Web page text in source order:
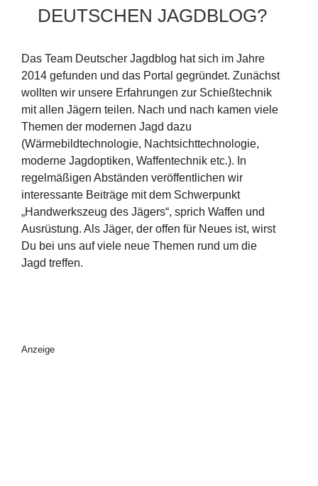
DEUTSCHEN JAGDBLOG?
Das Team Deutscher Jagdblog hat sich im Jahre
2014 gefunden und das Portal gegründet. Zunächst
wollten wir unsere Erfahrungen zur Schießtechnik
mit allen Jägern teilen. Nach und nach kamen viele
Themen der modernen Jagd dazu
(Wärmebildtechnologie, Nachtsichttechnologie,
moderne Jagdoptiken, Waffentechnik etc.). In
regelmäßigen Abständen veröffentlichen wir
interessante Beiträge mit dem Schwerpunkt
„Handwerkszeug des Jägers“, sprich Waffen und
Ausrüstung. Als Jäger, der offen für Neues ist, wirst
Du bei uns auf viele neue Themen rund um die
Jagd treffen.
Anzeige